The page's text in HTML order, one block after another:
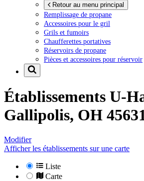
Retour au menu principal
Remplissage de propane
Accessoires pour le gril
Grils et fumoirs
Chaufferettes portatives
Réservoirs de propane
Pièces et accessoires pour réservoir
Établissements U-
Gallipolis, OH
Modifier
Afficher les établissements sur une carte
Liste
Carte